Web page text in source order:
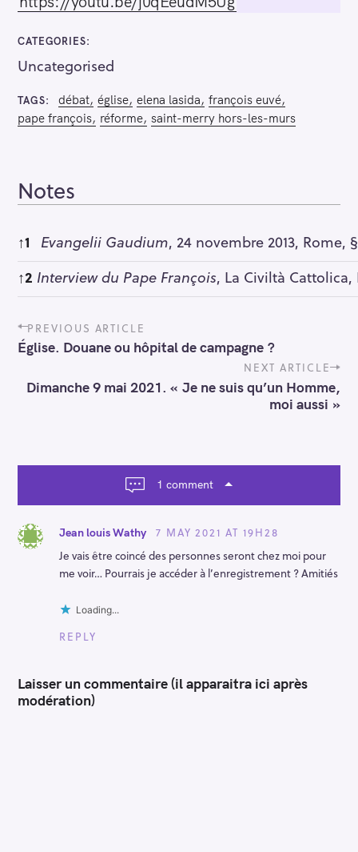
CATEGORIES
Uncategorised
TAGS débat église elena lasida françois euvé
pape françois réforme saint-merry hors-les-murs
Notes
Notes
↑1 Evangelii Gaudium, 24 novembre 2013, Rome,
↑2 Interview du Pape François, La Civiltà Cattolica,
P
o
s
a
n
PREVIOUS ARTICLE
Église. Douane ou hôpital de campagne ?
NEXT ARTICLE
Dimanche 9 mai 2021. « Je ne suis qu’un Homme,
moi aussi »
1 comment
Jean louis Wathy
7 MAY 2021 AT 19H28
Je vais être coincé des personnes seront chez moi pour
me voir… Pourrais je accéder à l’enregistrement ? Amitiés
Loading...
REPLY
Laisser un commentaire (il apparaitra ici après
modération)